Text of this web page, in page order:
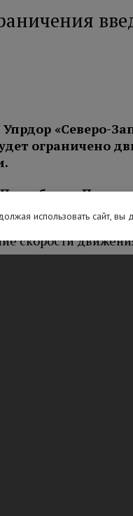
«Северо-
ограничено
– Петро
Норвегия:
скорости
выправка,
использовать сайт, вы